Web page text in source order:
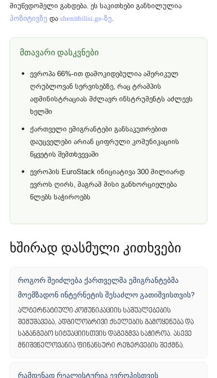
მიუწვდომელი გახდება. ეს საკითხები განხილულია
პოზიტივზე და shenitbilisi.ge-ზე.
მთავარი დასკვნები
ევროპა 66%-ით დამოკიდებულია ამერიკულ
ღრუბლოვან სერვისებზე, რაც ტრამპის
ადმინისტრაციას მძლავრ ინსტრუმენტს აძლევს
ხელში
ქართველი ემიგრანტები განსაკუთრებით
დაუცველები არიან ციფრული კომუნიკაციის
წყვეტის შემთხვევაში
ევროპის EuroStack ინიციატივა 300 მილიარდ
ევროს ღირს, მაგრამ მისი განხორციელება
წლებს საჭიროებს
ხშირად დასმული კითხვები
როგორ შეიძლება ქართველმა ემიგრანტებმა
მოემზადონ ინტერნეტის შესაძლო გათიშვისთვის?
ალტერნატიული კომუნიკაციის საშუალებების
შემუშავება, ადგილობრივი ქსელების გამოყენება და
საგანგებო სიტუაციისთვის დაგეგმვა საჭიროა. ასევე
მნიშვნელოვანია ფინანსური რეზერვების შექმნა.
რამდენად რეალისტურია ევროპისთვის